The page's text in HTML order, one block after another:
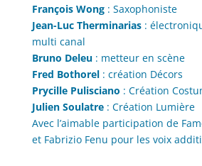
François Wong: Saxophoniste
Jean-Luc Therminarias:
multi canal
Bruno Deleu: metteur en scène
Fred Bothorel: création Décors
Prycille Pulisciano : Création
Julien Soulatre: Création Lumière
Avec l’aimable participation de
et Fabrizio Fenu pour les voix